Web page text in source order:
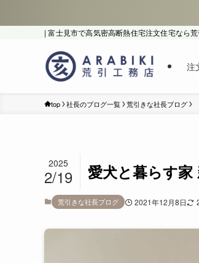
| 富士見市で高気密高断熱住宅注文住宅なら
注
top 社長のブログ一覧 荒引きな社長ブログ
愛犬と暮らす家
2025
2/19
荒引きな社長ブログ 2021年12月8日